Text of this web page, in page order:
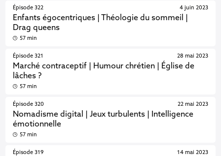
Épisode 322
Enfants égocentriques | Théologie du sommeil |
Drag queens
4 juin 2023
57 min
Épisode 321
Marché contraceptif | Humour chrétien | Église de
lâches ?
28 mai 2023
57 min
Épisode 320
Nomadisme digital | Jeux turbulents | Intelligence
émotionnelle
22 mai 2023
57 min
Épisode 319 14 mai 2023